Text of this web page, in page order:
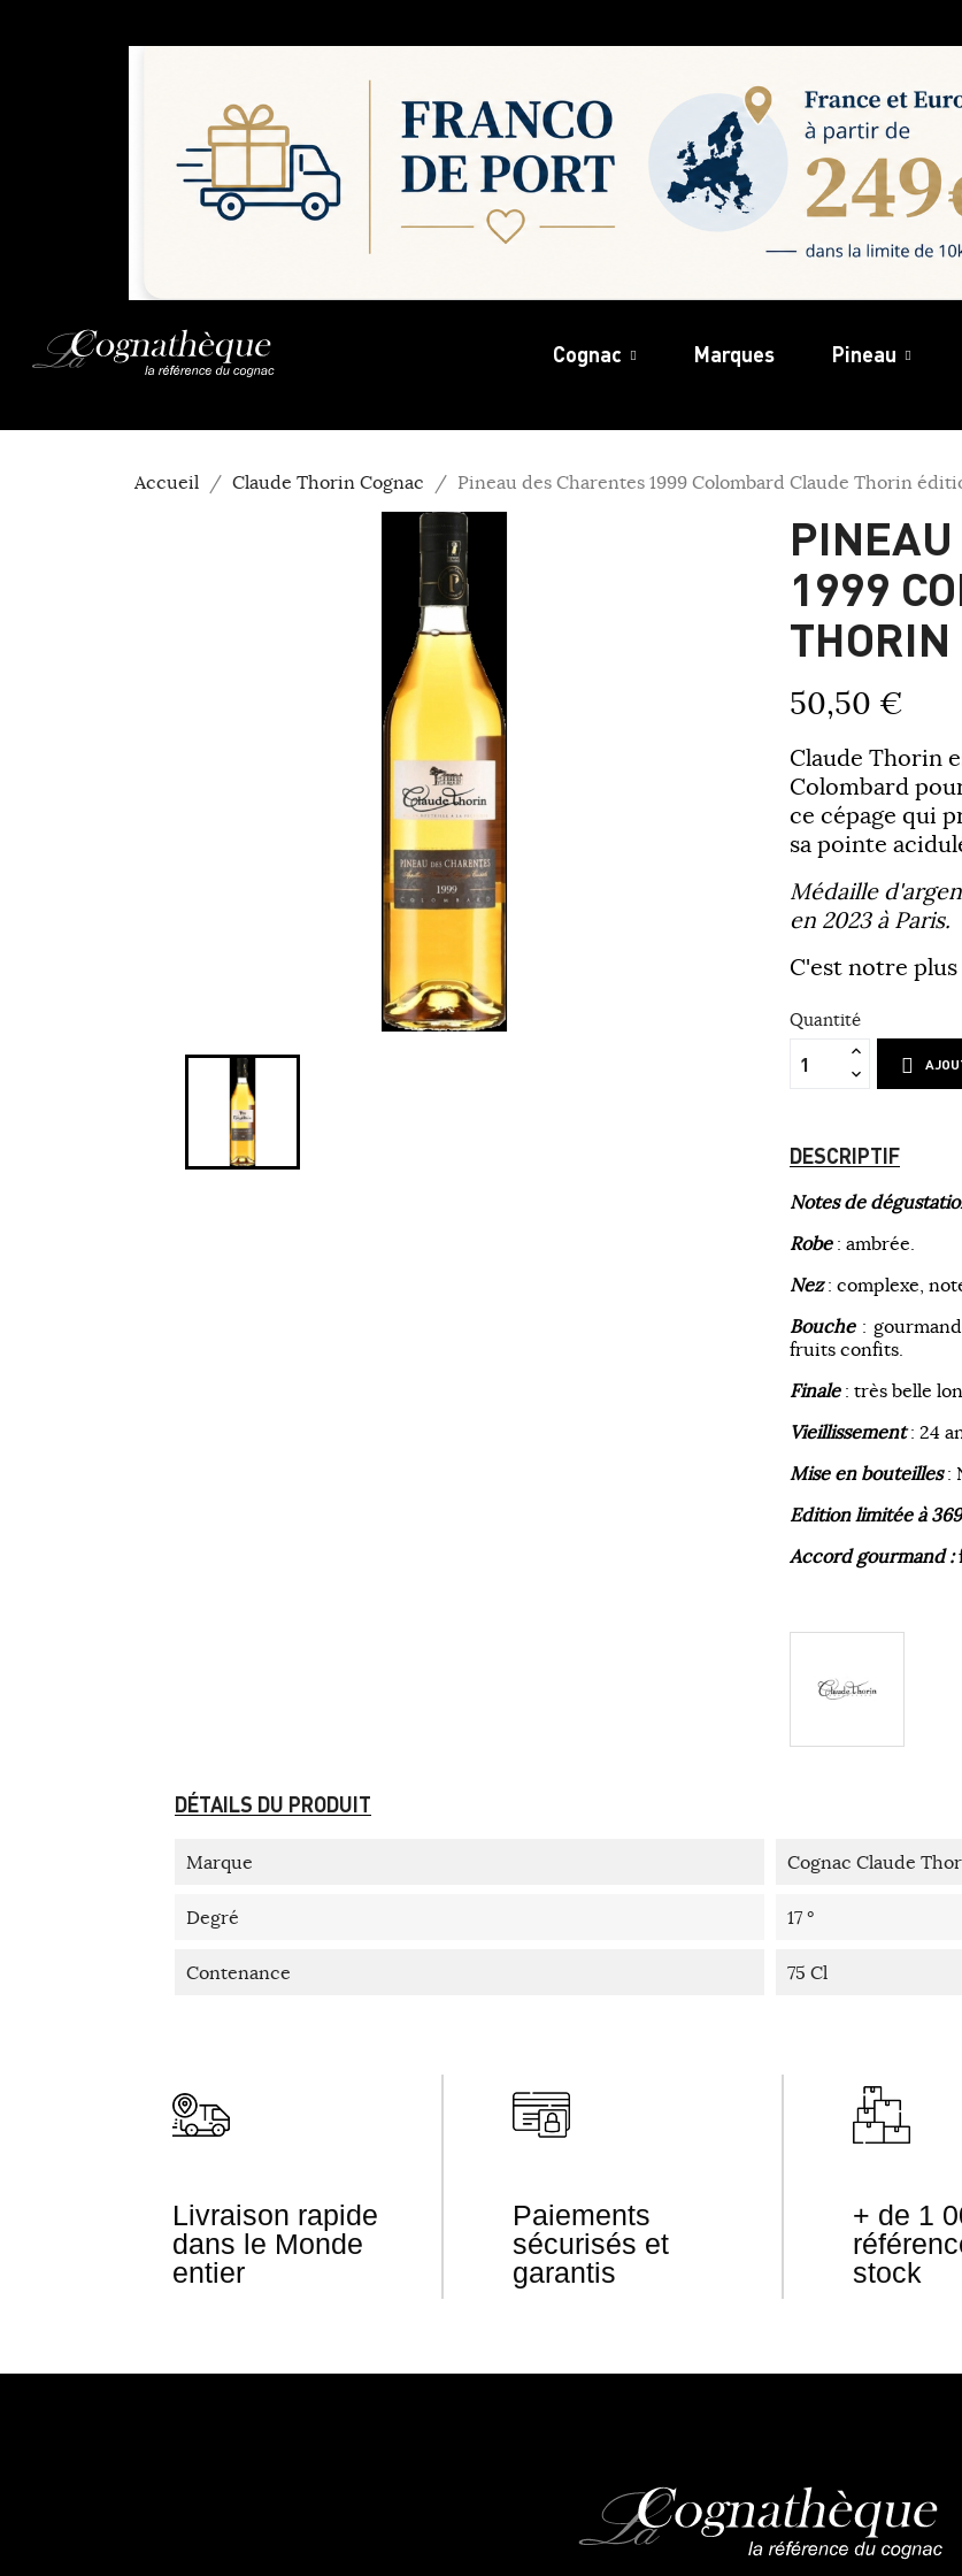
Cognac Marques Pineau
Accueil Claude Thorin Cognac Pineau des Charentes 1999 Colombard Claude Thorin
1999
50,50 €
Claude Thorin
Colombard
ce cépage qui
sa pointe
Médaille
en 2023 à Paris.
C'est notre
Quantité
DESCRIPTIF
Notes de
Robe: ambrée.
Nez: complexe,
Bouche:
fruits confits.
Finale: très belle
Vieillissement: 24
Mise en bouteilles:
Edition limitée à
Accord gourmand :
DÉTAILS DU PRODUIT
Marque Cognac Claude
Degré 17 °
Contenance 75 Cl
Livraison rapide
dans le Monde
entier
Paiements
sécurisés et
garantis
+ de 1
stock